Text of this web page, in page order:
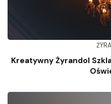
Kreatywny Żyrandol